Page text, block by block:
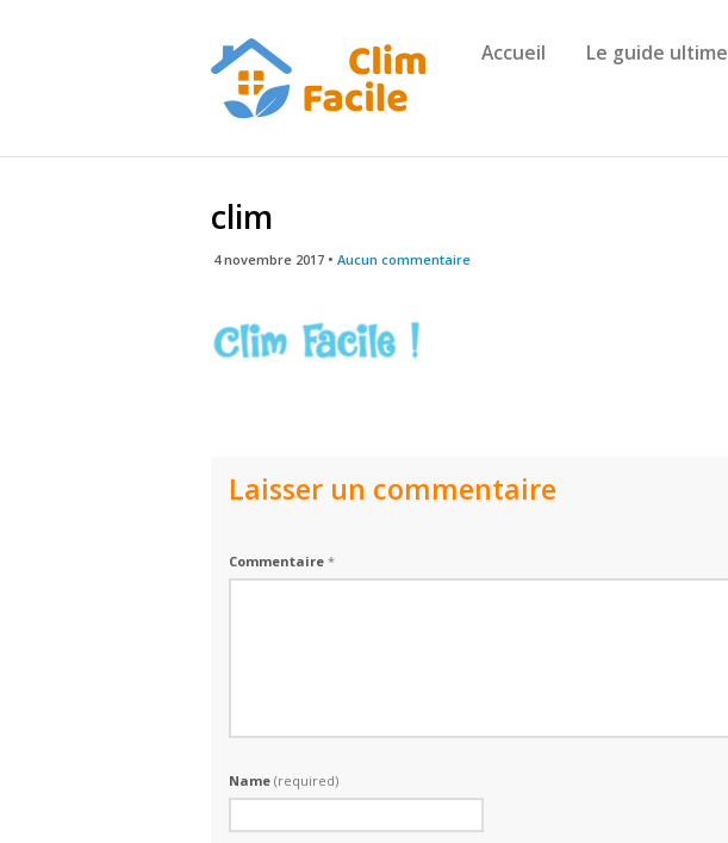
Accueil Le guide ultime
clim
4 novembre 2017 • Aucun commentaire
Laisser un commentaire
Commentaire *
Name (required)